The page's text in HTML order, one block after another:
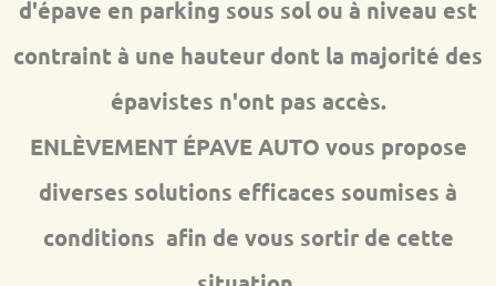
d'épave en parking sous sol ou à niveau est
contraint à une hauteur dont la majorité des
épavistes n'ont pas accès.
ENLÈVEMENT ÉPAVE AUTO vous propose
diverses solutions efficaces soumises à
conditions afin de vous sortir de cette